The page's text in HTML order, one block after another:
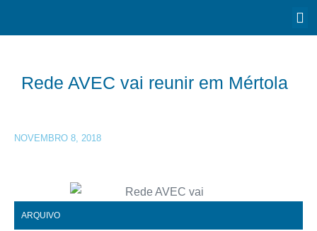
Rede AVEC vai reunir em Mértola
NOVEMBRO 8, 2018
ARQUIVO